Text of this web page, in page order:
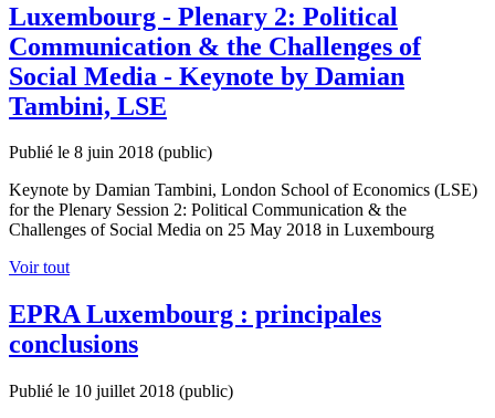
Luxembourg - Plenary 2: Political
Communication & the Challenges of
Social Media - Keynote by Damian
Tambini, LSE
Publié le 8 juin 2018 (public)
Keynote by Damian Tambini, London School of Economics (LSE)
for the Plenary Session 2: Political Communication & the
Challenges of Social Media on 25 May 2018 in Luxembourg
Voir tout
EPRA Luxembourg : principales
conclusions
Publié le 10 juillet 2018 (public)